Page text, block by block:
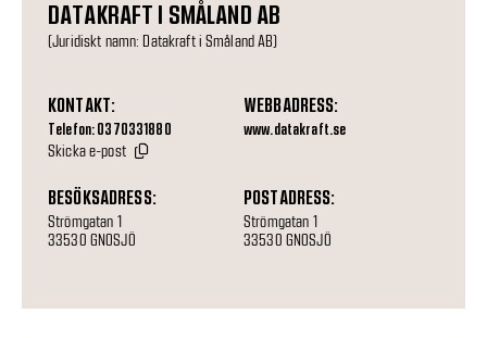
DATAKRAFT I SMÅLAND AB
(Juridiskt namn: Datakraft i Småland AB)
KONTAKT:
Telefon: 0370331880
Skicka e-post
WEBBADRESS:
www.datakraft.se
BESÖKSADRESS:
Strömgatan 1
33530 GNOSJÖ
POSTADRESS:
Strömgatan 1
33530 GNOSJÖ